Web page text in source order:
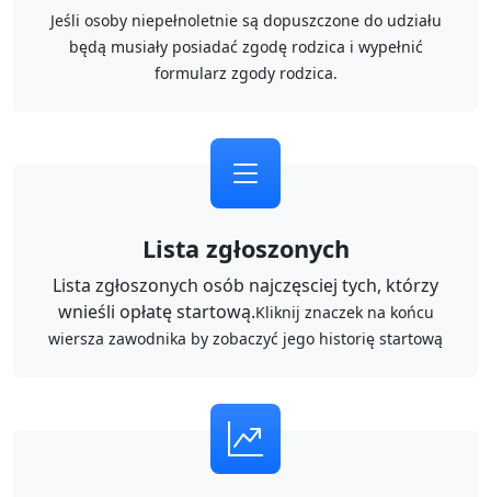
Jeśli osoby niepełnoletnie są dopuszczone do udziału
będą musiały posiadać zgodę rodzica i wypełnić
formularz zgody rodzica.
Lista zgłoszonych
Lista zgłoszonych osób najczęsciej tych, którzy
wnieśli opłatę startową.Kliknij znaczek na końcu
wiersza zawodnika by zobaczyć jego historię startową